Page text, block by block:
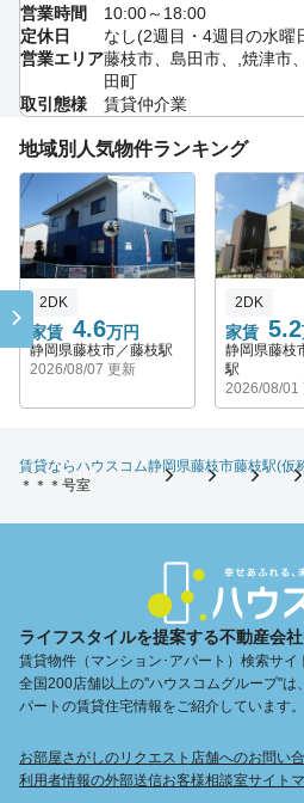
営業時間
10:00～18:00
定休日
なし(2週目・4週目の水曜
営業エリア藤枝市、島田市、,焼津市
田町
取引態様
賃貸仲介業
地域別人気物件ランキング
家賃 4.6万円
2DK
静岡県藤枝市／藤枝駅
2026/08/07 更新
家賃 5.2
2DK
静岡県藤枝
駅
2026/08/01
賃貸ならハウスコム静岡県藤枝市藤枝駅(仮
＊＊＊号室
ライフスタイルを提案する不動産会社
賃貸物件（マンション･アパート）検索サイ
全国200店舗以上の"ハウスコムグループ"は
パートの賃貸住宅情報をご紹介しています。
お部屋さがしのリクエスト 店舗へのお問い
利用者情報の外部送信お客様相談室サイト